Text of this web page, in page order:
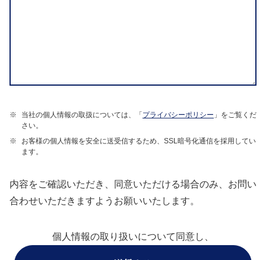
※ 当社の個人情報の取扱については、「 プライバシーポリシー 」をご覧くだ
さい。
※
お客様の個人情報を安全に送受信するため、SSL暗号化通信を採用してい
ます。
内容をご確認いただき、同意いただける場合のみ、お問い
合わせいただきますようお願いいたします。
個人情報の取り扱いについて同意し、